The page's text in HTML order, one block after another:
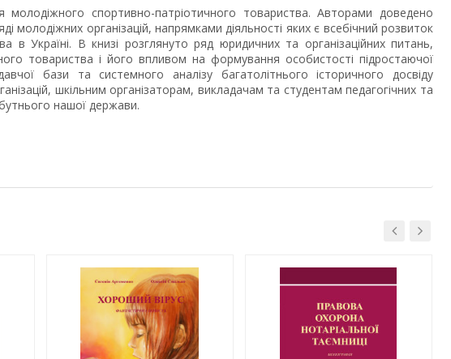
молодіжного спортивно-патріотичного товариства. Авторами доведено
молодіжних організацій, напрямками діяльності яких є всебічний розвиток
в Україні. В книзі розглянуто ряд юридичних та організаційних питань,
товариства і його впливом на формування особистості підростаючої
бази та системного аналізу багатолітнього історичного досвіду
шкільним організаторам, викладачам та студентам педагогічних та
нашої держави.